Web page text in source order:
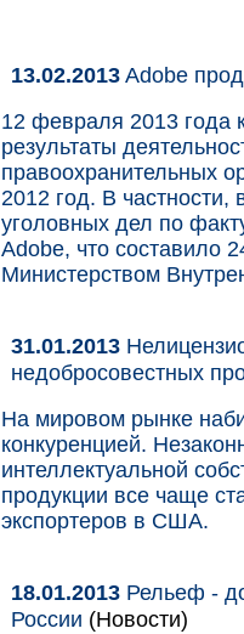
13.02.2013Adobe
12 февраля 2013 года
результаты
правоохранительных
2012 год. В
уголовных дел по
Adobe, что составило
Министерством
31.01.2013
недобросовестных
На мировом рынке
конкуренцией.
интеллектуальной
продукции все чаще
экспортеров в США.
18.01.2013 Рельеф -
России (Новости)